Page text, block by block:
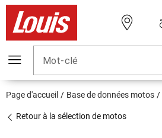
Mot-clé
Page d'accueil Base de données motos
Retour à la sélection de motos